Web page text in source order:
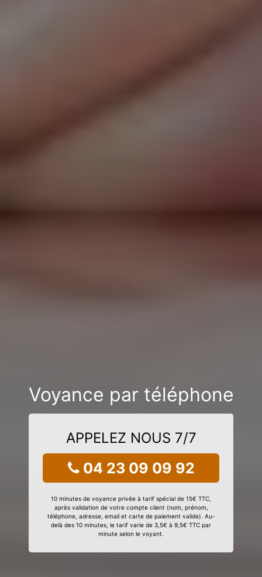
Voyance par téléphone
APPELEZ NOUS 7/7
04 23 09 09 92
10 minutes de voyance privée à tarif spécial de 15€ TTC,
après validation de votre compte client (nom, prénom,
téléphone, adresse, email et carte de paiement valide). Au-
delà des 10 minutes, le tarif varie de 3,5€ à 9,5€ TTC par
minute selon le voyant.